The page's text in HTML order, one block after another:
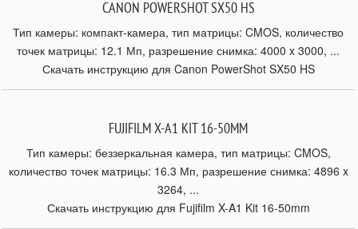
CANON POWERSHOT SX50 HS
Тип камеры: компакт-камера, тип матрицы: CMOS, количество
точек матрицы: 12.1 Мп, разрешение снимка: 4000 x 3000, ...
Скачать инструкцию для Canon PowerShot SX50 HS
FUJIFILM X-A1 KIT 16-50MM
Тип камеры: беззеркальная камера, тип матрицы: CMOS,
количество точек матрицы: 16.3 Мп, разрешение снимка: 4896 x
3264, ...
Скачать инструкцию для Fujifilm X-A1 Kit 16-50mm